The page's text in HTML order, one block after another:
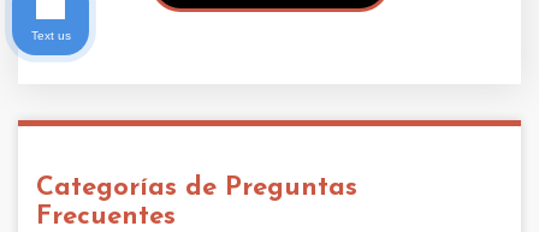
Categorías de Preguntas
Frecuentes
Text us